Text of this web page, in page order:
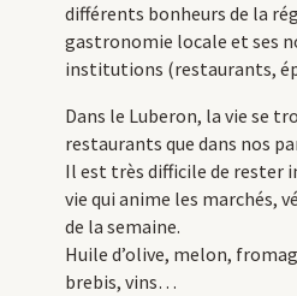
différents bonheurs de la
gastronomie locale et ses
institutions (restaurants,
Dans le Luberon, la vie se
restaurants que dans nos
Il est très difficile de rester
vie qui anime les marchés,
de la semaine.
Huile d’olive, melon,
brebis, vins…